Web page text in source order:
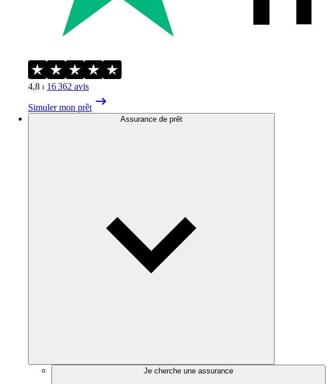
4,8 ⏐ 16 362 avis
Simuler mon prêt
Assurance de prêt
Je cherche une assurance